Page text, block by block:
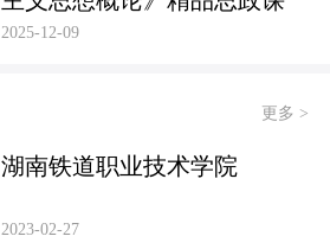
2025-12-09
更多 >
湖南铁道职业技术学院
2023-02-27